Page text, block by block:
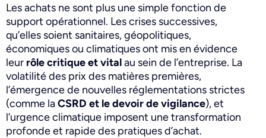
Les achats ne sont plus une simple fonction de
support opérationnel. Les crises successives,
qu’elles soient sanitaires, géopolitiques,
économiques ou climatiques ont mis en évidence
leur rôle critique et vitalau sein de l’entreprise. La
volatilité des prix des matières premières,
l’émergence de nouvelles réglementations strictes
(comme laCSRD et le devoir de vigilance), et
l’urgence climatique imposent une transformation
profonde et rapide des pratiques d’achat.